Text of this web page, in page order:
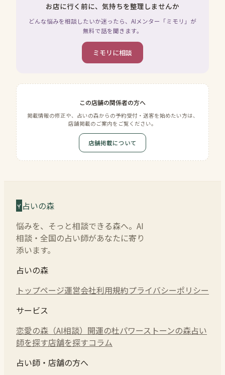
お店に行く前に、気持ちを整理しませんか
どんな悩みを相談したいか迷ったら、AIメンター「ミモリ」が
無料で話を聞きます。
ミモリに相談
この店舗の関係者の方へ
掲載情報の修正や、占いの森からの予約受付・送客を始めたい方は、
店舗掲載のご案内をご覧ください。
店舗掲載について
占いの森
悩みを、そっと相談できる森へ。AI
相談・全国の占い師があなたに寄り
添います。
占いの森
トップページ運営会社利用規約プライバシーポリシー
サービス
恋愛の森（AI相談） 開運の杜パワーストーンの森占い
師を探す店舗を探すコラム
占い師・店舗の方へ